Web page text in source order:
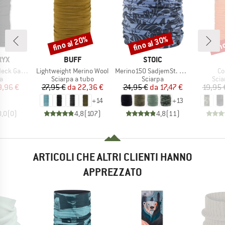
Gaiter
di prodotti
ridotto
€
(0)
MARCHIO
BUFF
Articolo
Lightweight Merino Wool
Gruppo di prodotti
Sciarpa a tubo
Prezzo
27,95 € Prezzo ridotto
da 22,36 €
+14
4,8(107)
Sconto
fino al 20%
MARCHIO
STOIC
Articolo
Merino150 SadjemSt. Neckwarmer
Gruppo di prodotti
Sciarpa
Prezzo
24,95 € Prezzo ridotto
da 17,47 €
+13
4,8(11 )
Sconto
fino al 30%
19,95
ARTICOLI CHE ALTRI CLIENTI HANNO
APPREZZATO